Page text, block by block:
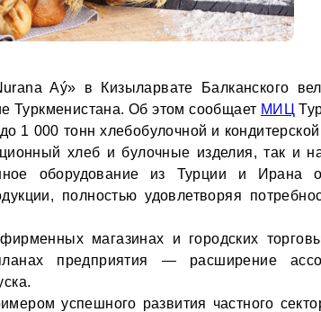
Aý» в Кизыларвате Балканского
Туркменистана. Об этом сообщает МИЦ
1 000 тонн хлебобулочной и
хлеб и булочные изделия, так и
оборудование из Турции и Ирана
полностью удовлетворяя
магазинах и городских
предприятия — расширение
успешного развития частного